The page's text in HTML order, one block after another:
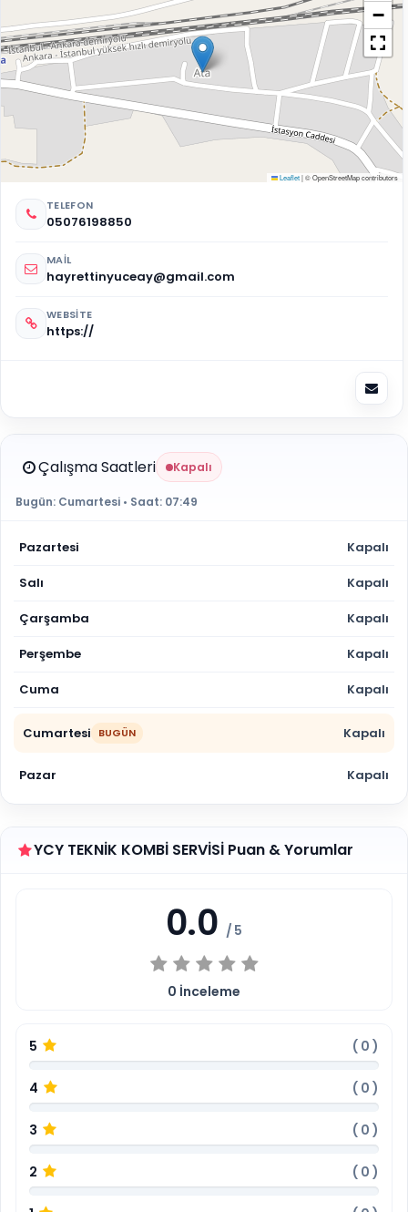
−
Leaflet|© OpenStreetMap contributors
TELEFON
05076198850
MAIL
hayrettinyuceay@gmail.com
WEBSITE
https://
Çalışma Saatleri Kapalı
Bugün: Cumartesi • Saat: 07:49
Pazartesi Kapalı
Salı Kapalı
Çarşamba Kapalı
Perşembe Kapalı
Cuma Kapalı
Cumartesi BUGÜN Kapalı
Pazar Kapalı
YCY TEKNİK KOMBİ SERVİSİ Puan & Yorumlar
0.0 / 5
0 İnceleme
5 ( 0 )
4 ( 0 )
3 ( 0 )
2 ( 0 )